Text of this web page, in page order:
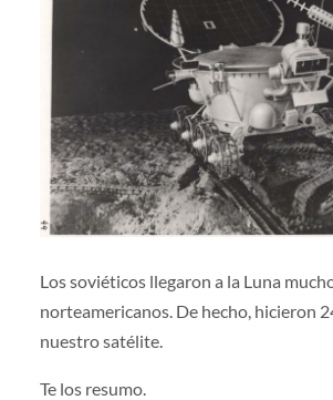
Los soviéticos llegaron a la Luna
norteamericanos. De hecho, hicieron
nuestro satélite.
Te los resumo.